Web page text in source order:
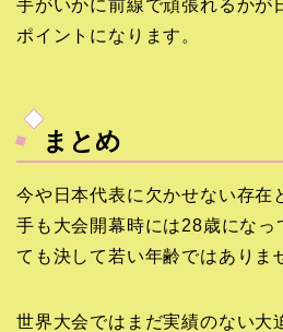
手がいかに前線で頑張れるかが
ポイントになります。
まとめ
今や日本代表に欠かせない存在
手も大会開幕時には28歳になっ
ても決して若い年齢ではありま
世界大会ではまだ実績のない大